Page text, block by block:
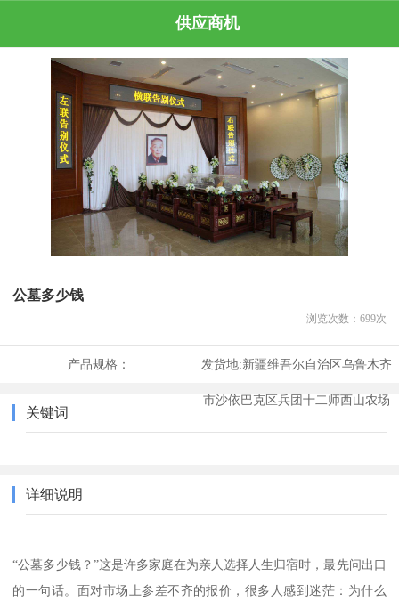
供应商机
公墓多少钱
浏览次数： 699次
产品规格： 发货地:新疆维吾尔自治区乌鲁木齐
市沙依巴克区兵团十二师西山农场
关键词
详细说明
“公墓多少钱？”这是许多家庭在为亲人选择人生归宿时，最先问出口
的一句话。面对市场上参差不齐的报价，很多人感到迷茫：为什么